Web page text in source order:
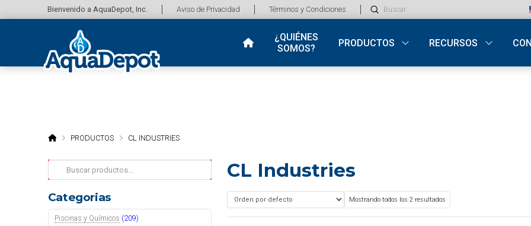
Bienvenido a AquaDepot, Inc. Aviso de Privacidad Términos y Condiciones
Search
Submit
¿QUIÉNES
SOMOS?
PRODUCTOS RECURSOS
HOMEPRODUCTOS CL INDUSTRIES
Buscar
por:
Categorias
Piscinas y Químicos (209)
CL Industries
Mostrando todos los 2 resultados